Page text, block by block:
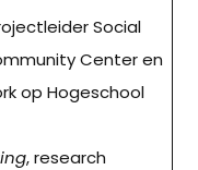
Social
Center en
op Hogeschool
, research